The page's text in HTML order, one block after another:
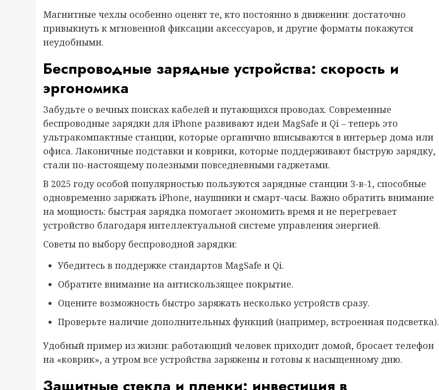
Магнитные чехлы особенно оценят те, кто постоянно в движении: достаточно
привыкнуть к мгновенной фиксации аксессуаров, и другие форматы покажутся
неудобными.
Беспроводные зарядные устройства: скорость и
эргономика
Забудьте о вечных поисках кабелей и путающихся проводах. Современные
беспроводные зарядки для iPhone развивают идеи MagSafe и Qi – теперь это
ультракомпактные станции, которые органично вписываются в интерьер дома или
офиса. Лаконичные подставки и коврики, которые поддерживают быструю зарядку,
стали по-настоящему полезными повседневными гаджетами.
В 2025 году особой популярностью пользуются зарядные станции 3-в-1, способные
одновременно заряжать iPhone, наушники и смарт-часы. Важно обратить внимание
на мощность: быстрая зарядка помогает экономить время и не перегревает
устройство благодаря интеллектуальной системе управления энергией.
Советы по выбору беспроводной зарядки:
Убедитесь в поддержке стандартов MagSafe и Qi.
Обратите внимание на антискользящее покрытие.
Оцените возможность быстро заряжать несколько устройств сразу.
Проверьте наличие дополнительных функций (например, встроенная подсветка).
Удобный пример из жизни: работающий человек приходит домой, бросает телефон
на «коврик», а утром все устройства заряжены и готовы к насыщенному дню.
Защитные стекла и пленки: инвестиция в